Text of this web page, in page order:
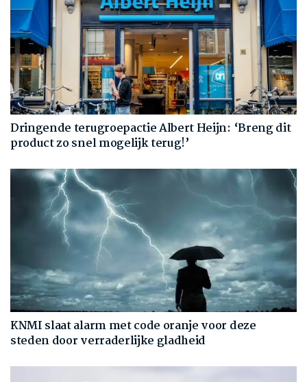
Dringende terugroepactie Albert Heijn: ‘Breng dit
product zo snel mogelijk terug!’
KNMI slaat alarm met code oranje voor deze
steden door verraderlijke gladheid